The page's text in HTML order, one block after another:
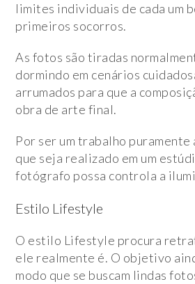
limites individuais de cada um
primeiros socorros.
As fotos são tiradas
dormindo em cenários
arrumados para que a
obra de arte final.
Por ser um trabalho
que seja realizado em um
fotógrafo possa controla a
Estilo Lifestyle
O estilo Lifestyle procura
ele realmente é. O objetivo
modo que se buscam lindas